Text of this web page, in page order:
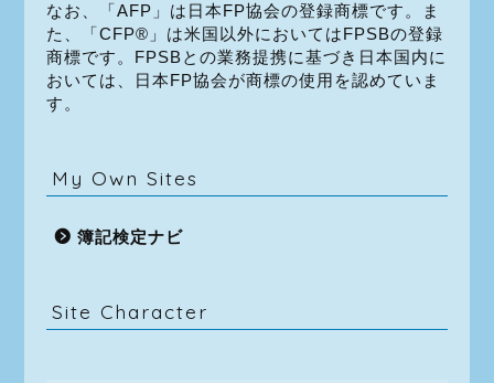
なお、「AFP」は日本FP協会の登録商標です。ま
た、「CFP®」は米国以外においてはFPSBの登録
商標です。FPSBとの業務提携に基づき日本国内に
おいては、日本FP協会が商標の使用を認めていま
す。
My Own Sites
簿記検定ナビ
Site Character